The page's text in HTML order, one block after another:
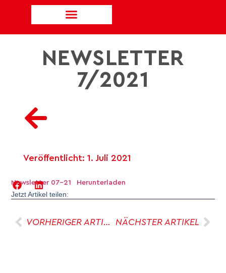
NEWSLETTER
7/2021
Veröffentlicht: 1. Juli 2021
Newsletter 07-21 Herunterladen
Jetzt Artikel teilen:
VORHERIGER ARTIKEL NÄCHSTER ARTIKEL